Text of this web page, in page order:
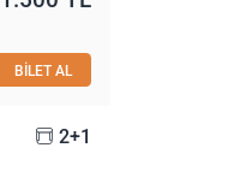
BİLET AL
2+1